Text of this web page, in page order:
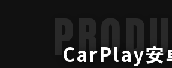
CarPlay安